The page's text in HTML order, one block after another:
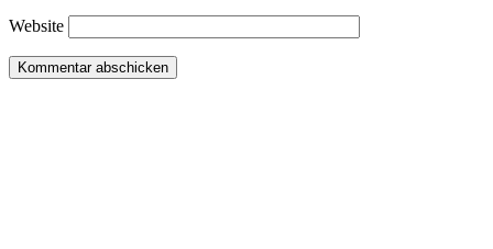
Website